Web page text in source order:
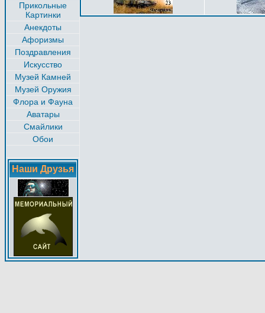
Прикольные
Картинки
Анекдоты
Афоризмы
Поздравления
Искусство
Музей Камней
Музей Оружия
Флора и Фауна
Аватары
Смайлики
Обои
Наши Друзья